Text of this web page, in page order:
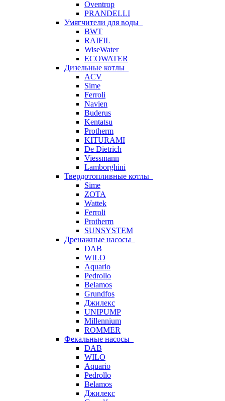
Oventrop
PRANDELLI
Умягчители для воды
BWT
RAIFIL
WiseWater
ECOWATER
Дизельные котлы
ACV
Sime
Ferroli
Navien
Buderus
Kentatsu
Protherm
KITURAMI
De Dietrich
Viessmann
Lamborghini
Твердотопливные котлы
Sime
ZOTA
Wattek
Ferroli
Protherm
SUNSYSTEM
Дренажные насосы
DAB
WILO
Aquario
Pedrollo
Belamos
Grundfos
Джилекс
UNIPUMP
Millennium
ROMMER
Фекальные насосы
DAB
WILO
Aquario
Pedrollo
Belamos
Джилекс